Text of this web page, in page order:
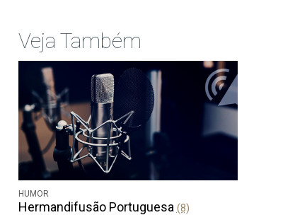
Veja Também
HUMOR
Hermandifusão Portuguesa (8)